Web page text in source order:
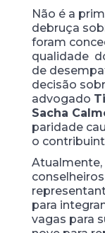
Não é a
debruça
foram
qualidade
de
decisão
advogado
Sacha
paridade
o
Atualmente,
conselheiros
para
vagas para